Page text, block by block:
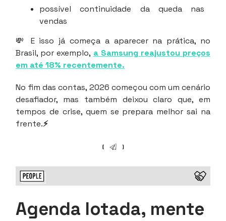
possível continuidade da queda nas
vendas
💸 E isso já começa a aparecer na prática, no
Brasil, por exemplo, a Samsung reajustou preços
em até 18% recentemente.
No fim das contas, 2026 começou com um cenário
desafiador, mas também deixou claro que, em
tempos de crise, quem se prepara melhor sai na
frente.⚡
Agenda lotada, mente